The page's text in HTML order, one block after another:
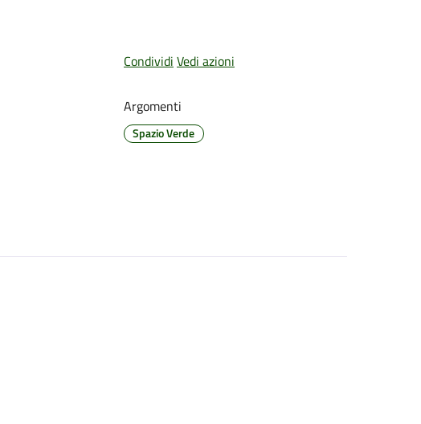
Condividi Vedi azioni
Argomenti
Spazio Verde